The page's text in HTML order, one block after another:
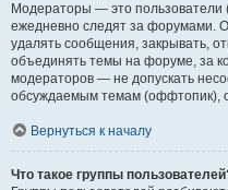
Модераторы — это пользователи
ежедневно следят за форумами.
удалять сообщения, закрывать,
объединять темы на форуме, за
модераторов — не допускать
обсуждаемым темам (оффтопик),
Вернуться к началу
Что такое группы